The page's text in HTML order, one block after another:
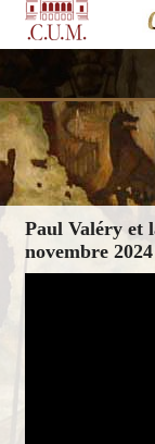
ACCUEIL
NOS
VIDÉOS
Paul Valéry et
novembre 2024